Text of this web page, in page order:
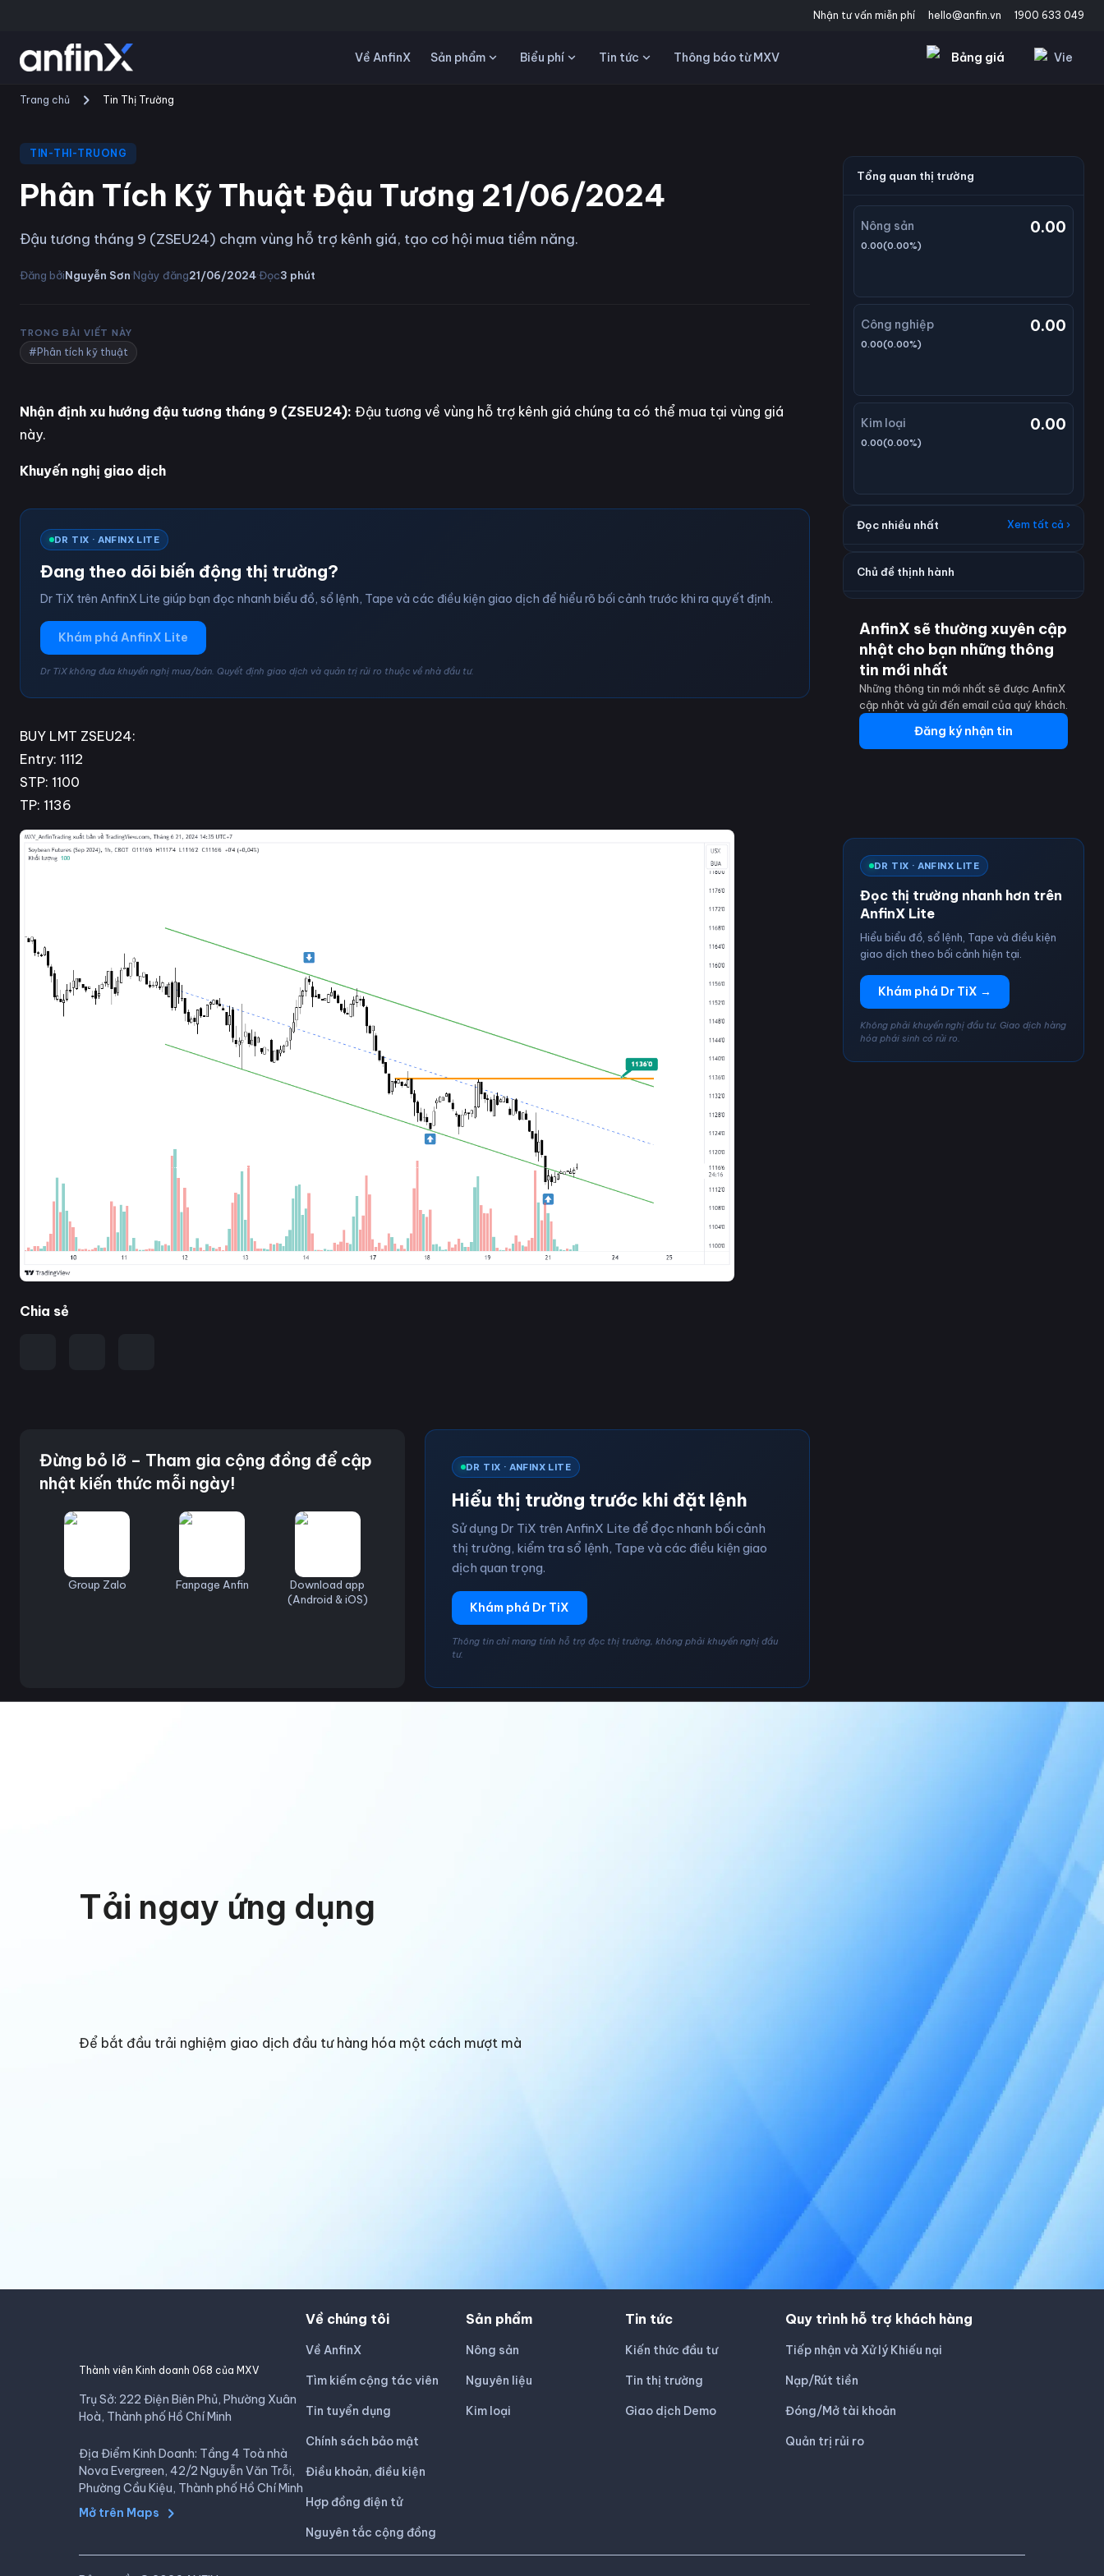
Nhận tư vấn miễn phí hello@anfin.vn 1900 633 049
Về AnfinX Sản phẩm Biểu phí Tin tức Thông báo từ MXV Bảng giá Vie
Trang chủ Tin Thị Trường
TIN-THI-TRUONG
Phân Tích Kỹ Thuật Đậu Tương 21/06/2024
Đậu tương tháng 9 (ZSEU24) chạm vùng hỗ trợ kênh giá, tạo cơ hội mua tiềm năng.
Đăng bởiNguyễn Sơn·Ngày đăng21/06/2024·Đọc3 phút
TRONG BÀI VIẾT NÀY
#Phân tích kỹ thuật
Nhận định xu hướng đậu tương tháng 9 (ZSEU24): Đậu tương về vùng hỗ trợ kênh giá chúng ta có thể mua tại vùng giá
này.
Khuyến nghị giao dịch
DR TIX · ANFINX LITE
Đang theo dõi biến động thị trường?
Dr TiX trên AnfinX Lite giúp bạn đọc nhanh biểu đồ, sổ lệnh, Tape và các điều kiện giao dịch để hiểu rõ bối cảnh trước khi ra quyết định.
Khám phá AnfinX Lite
Dr TiX không đưa khuyến nghị mua/bán. Quyết định giao dịch và quản trị rủi ro thuộc về nhà đầu tư.
BUY LMT ZSEU24:
Entry: 1112
STP: 1100
TP: 1136
Chia sẻ
Đừng bỏ lỡ – Tham gia cộng đồng để cập
nhật kiến thức mỗi ngày!
Group Zalo Fanpage Anfin
Download app
(Android & iOS)
DR TIX · ANFINX LITE
Hiểu thị trường trước khi đặt lệnh
Sử dụng Dr TiX trên AnfinX Lite để đọc nhanh bối cảnh
thị trường, kiểm tra sổ lệnh, Tape và các điều kiện giao
dịch quan trọng.
Khám phá Dr TiX
Thông tin chỉ mang tính hỗ trợ đọc thị trường, không phải khuyến nghị đầu
tư.
Tổng quan thị trường
Nông sản 0.00
0.00(0.00%)
Công nghiệp 0.00
0.00(0.00%)
Kim loại 0.00
0.00(0.00%)
Đọc nhiều nhất Xem tất cả ›
Chủ đề thịnh hành
AnfinX sẽ thường xuyên cập
nhật cho bạn những thông
tin mới nhất
Những thông tin mới nhất sẽ được AnfinX
cập nhật và gửi đến email của quý khách.
Đăng ký nhận tin
DR TIX · ANFINX LITE
Đọc thị trường nhanh hơn trên
AnfinX Lite
Hiểu biểu đồ, sổ lệnh, Tape và điều kiện
giao dịch theo bối cảnh hiện tại.
Khám phá Dr TiX →
Không phải khuyến nghị đầu tư. Giao dịch hàng
hóa phái sinh có rủi ro.
Tải ngay ứng dụng
Để bắt đầu trải nghiệm giao dịch đầu tư hàng hóa một cách mượt mà
Thành viên Kinh doanh 068 của MXV
Trụ Sở: 222 Điện Biên Phủ, Phường Xuân
Hoà, Thành phố Hồ Chí Minh
Địa Điểm Kinh Doanh: Tầng 4 Toà nhà
Nova Evergreen, 42/2 Nguyễn Văn Trỗi,
Phường Cầu Kiệu, Thành phố Hồ Chí Minh
Mở trên Maps
Về chúng tôi
Về AnfinX
Tìm kiếm cộng tác viên
Tin tuyển dụng
Chính sách bảo mật
Điều khoản, điều kiện
Hợp đồng điện tử
Nguyên tắc cộng đồng
Sản phẩm
Nông sản
Nguyên liệu
Kim loại
Tin tức
Kiến thức đầu tư
Tin thị trường
Giao dịch Demo
Quy trình hỗ trợ khách hàng
Tiếp nhận và Xử lý Khiếu nại
Nạp/Rút tiền
Đóng/Mở tài khoản
Quản trị rủi ro